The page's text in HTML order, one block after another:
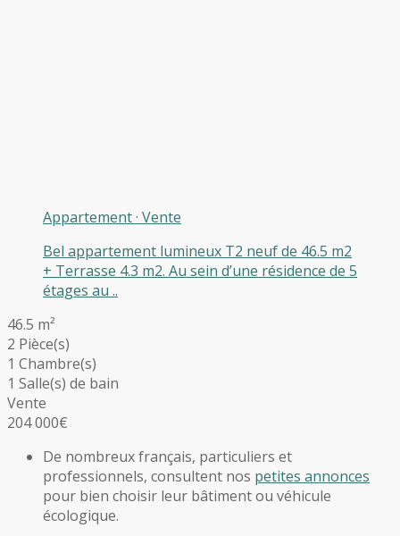
Appartement· Vente
Bel appartement lumineux T2 neuf de 46.5 m2
+ Terrasse 4.3 m2. Au sein d’une résidence de 5
étages au ..
46.5 m²
2 Pièce(s)
1 Chambre(s)
1 Salle(s) de bain
Vente
204 000€
De nombreux français, particuliers et
professionnels, consultent nos petites annonces
pour bien choisir leur bâtiment ou véhicule
écologique.